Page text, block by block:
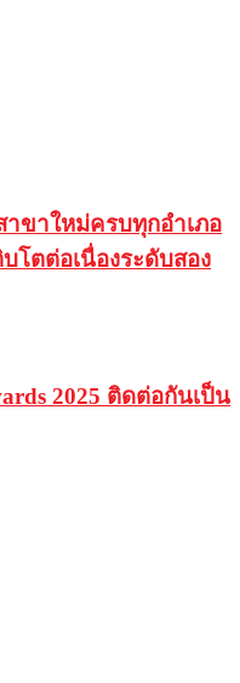
าขาใหม่ครบทุกอำเภอ
โตต่อเนื่องระดับสอง
2025 ติดต่อกันเป็น